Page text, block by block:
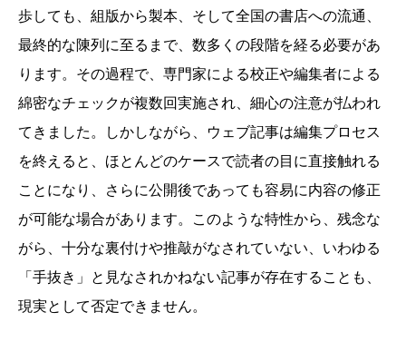
歩しても、組版から製本、そして全国の書店への流通、
最終的な陳列に至るまで、数多くの段階を経る必要があ
ります。その過程で、専門家による校正や編集者による
綿密なチェックが複数回実施され、細心の注意が払われ
てきました。しかしながら、ウェブ記事は編集プロセス
を終えると、ほとんどのケースで読者の目に直接触れる
ことになり、さらに公開後であっても容易に内容の修正
が可能な場合があります。このような特性から、残念な
がら、十分な裏付けや推敲がなされていない、いわゆる
「手抜き」と見なされかねない記事が存在することも、
現実として否定できません。